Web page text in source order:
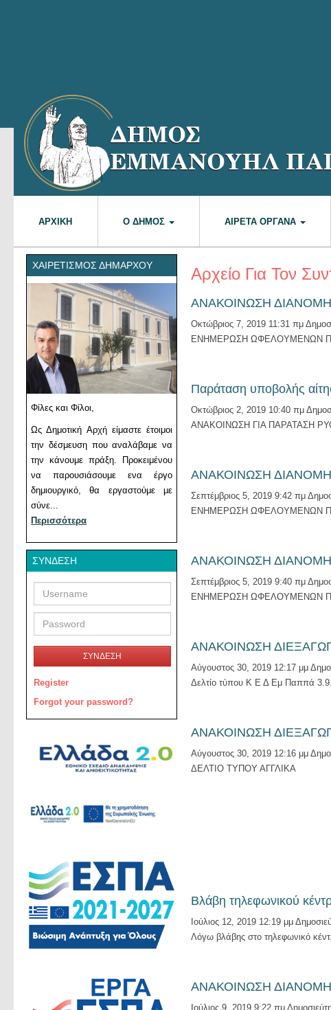
ΑΡΧΙΚΉ Ο ΔΉΜΟΣ ΑΙΡΕΤΆ ΌΡΓΑΝΑ
ΧΑΙΡΕΤΙΣΜΌΣ ΔΗΜΆΡΧΟΥ
Φίλες και Φίλοι,
Ως Δημοτική Αρχή είμαστε έτοιμοι
την δέσμευση που αναλάβαμε να
την κάνουμε πράξη. Προκειμένου
να παρουσιάσουμε ενα έργο
δημιουργικό, θα εργαστούμε με
σύνε...
Περισσότερα
ΣΎΝΔΕΣΗ
Username
Password
ΣΥΝΔΕΣΗ
Register
Forgot your password?
Αρχείο Για Τον
ΑΝΑΚΟΙΝΩΣΗ
Οκτώβριος 7, 2019 11:31 πμ
ΕΝΗΜΕΡΩΣΗ ΩΦΕΛΟΥΜΕΝΩΝ
Παράταση υποβολής
Οκτώβριος 2, 2019 10:40 πμ
ΑΝΑΚΟΙΝΩΣΗ ΓΙΑ ΠΑΡΑΤΑΣΗ
ΑΝΑΚΟΙΝΩΣΗ ΔΙΑΝΟΜΗΣ
Σεπτέμβριος 5, 2019 9:42 πμ
ΕΝΗΜΕΡΩΣΗ ΩΦΕΛΟΥΜΕΝΩΝ
ΑΝΑΚΟΙΝΩΣΗ ΔΙΑΝΟΜΗΣ
Σεπτέμβριος 5, 2019 9:40 πμ
ΕΝΗΜΕΡΩΣΗ ΩΦΕΛΟΥΜΕΝΩΝ
ΑΝΑΚΟΙΝΩΣΗ
Αύγουστος 30, 2019 12:17 μμ
Δελτίο τύπου Κ Ε Δ Εμ Παππά
ΑΝΑΚΟΙΝΩΣΗ
Αύγουστος 30, 2019 12:16 μμ
ΔΕΛΤΙΟ ΤΥΠΟΥ ΑΓΓΛΙΚΑ
Βλάβη τηλεφωνικού
Ιούλιος 12, 2019 12:19 μμ
Λόγω βλάβης στο τηλεφωνικό
ΑΝΑΚΟΙΝΩΣΗ
Ιούλιος 9, 2019 9:22 πμ